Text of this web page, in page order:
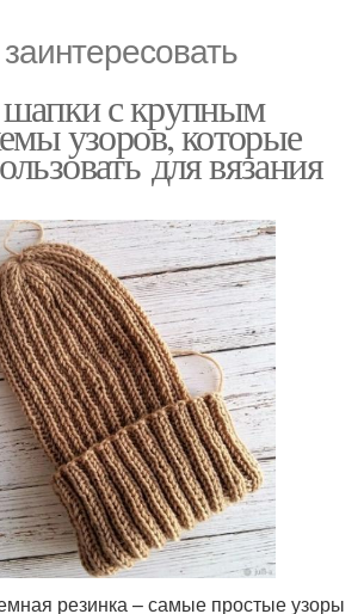
с крупным
узоров, которые
для вязания
резинка – самые простые узоры